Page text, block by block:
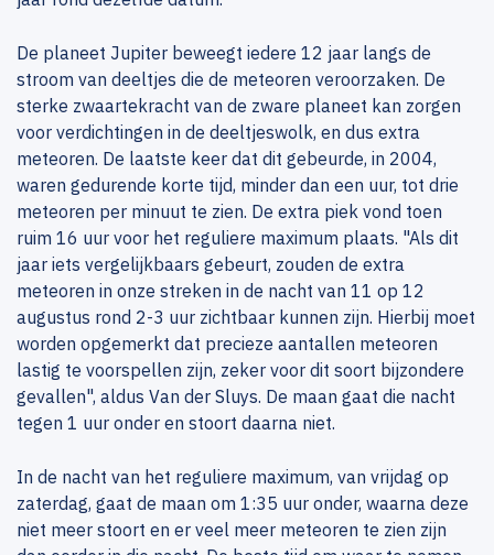
De planeet Jupiter beweegt iedere 12 jaar langs de
stroom van deeltjes die de meteoren veroorzaken. De
sterke zwaartekracht van de zware planeet kan zorgen
voor verdichtingen in de deeltjeswolk, en dus extra
meteoren. De laatste keer dat dit gebeurde, in 2004,
waren gedurende korte tijd, minder dan een uur, tot drie
meteoren per minuut te zien. De extra piek vond toen
ruim 16 uur voor het reguliere maximum plaats. "Als dit
jaar iets vergelijkbaars gebeurt, zouden de extra
meteoren in onze streken in de nacht van 11 op 12
augustus rond 2-3 uur zichtbaar kunnen zijn. Hierbij moet
worden opgemerkt dat precieze aantallen meteoren
lastig te voorspellen zijn, zeker voor dit soort bijzondere
gevallen", aldus Van der Sluys. De maan gaat die nacht
tegen 1 uur onder en stoort daarna niet.
In de nacht van het reguliere maximum, van vrijdag op
zaterdag, gaat de maan om 1:35 uur onder, waarna deze
niet meer stoort en er veel meer meteoren te zien zijn